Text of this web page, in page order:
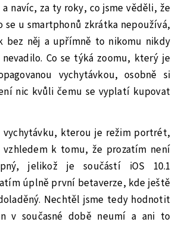
navíc, za ty roky, co jsme věděli, že
se u smartphonů zkrátka nepoužívá,
bez něj a upřímně to nikomu nikdy
nevadilo. Co se týká zoomu, který je
vychytávkou, osobně si
nic kvůli čemu se vyplatí kupovat
vychytávku, kterou je režim portrét,
vzhledem k tomu, že prozatím není
jelikož je součástí iOS 10.1
úplně první betaverze, kde ještě
Nechtěl jsme tedy hodnotit
v současné době neumí a ani to